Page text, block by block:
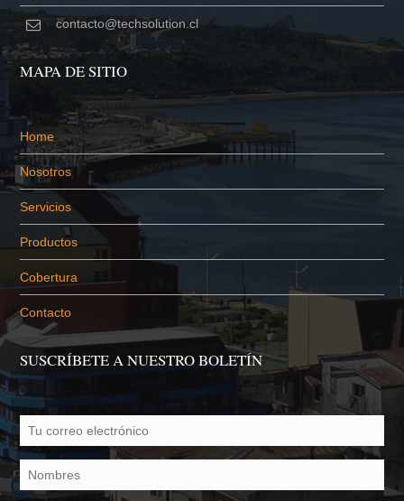
contacto@techsolution.cl
MAPA DE SITIO
Home
Nosotros
Servicios
Productos
Cobertura
Contacto
SUSCRÍBETE A NUESTRO BOLETÍN